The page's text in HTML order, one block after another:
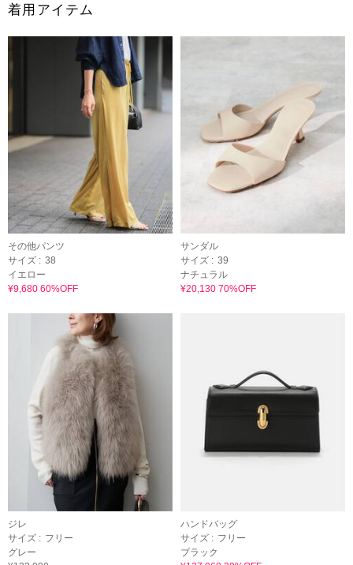
着用アイテム
その他パンツ
サイズ : 38
イエロー
¥9,680 60%OFF
サンダル
サイズ : 39
ナチュラル
¥20,130 70%OFF
ジレ
サイズ : フリー
グレー
ハンドバッグ
サイズ : フリー
ブラック